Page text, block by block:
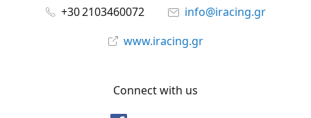
+30 2103460072
info@iracing.gr
www.iracing.gr
Connect with us